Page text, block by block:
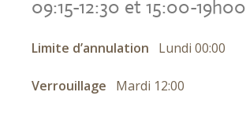
09:15-12:30 et 15:00-19h00
Limite d’annulation Lundi 00:00
Verrouillage Mardi 12:00